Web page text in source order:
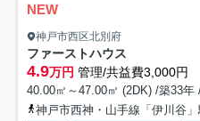
NEW
神戸市西区北別府
ファーストハウス
4.9万円 管理/共益費3,000円
40.00㎡～47.00㎡ (2DK) /築33年
神戸市西神・山手線「伊川谷」駅 バス